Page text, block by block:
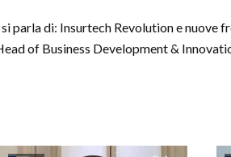
parla di: Insurtech Revolution e nuove
of Business Development &